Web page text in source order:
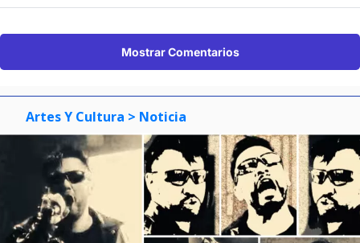
Mostrar Comentarios
Artes Y Cultura > Noticia